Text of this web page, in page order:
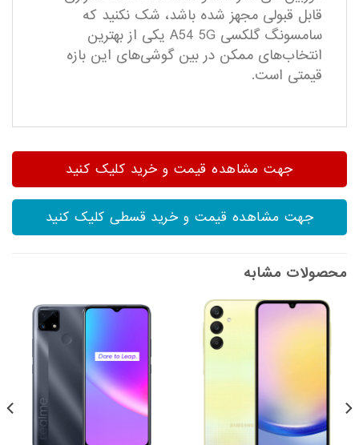
قابل قبولی مجهز شده باشد، شک نکنید که
سامسونگ گلکسی A54 5G یکی از بهترین
انتخاب‌های ممکن در بین گوشی‌های این بازه
قیمتی است.
جهت مشاهده قیمت و خرید کلیک کنید
جهت مشاهده قیمت و خرید قسطی کلیک کنید
محصولات مشابه